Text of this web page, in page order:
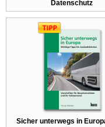
Datenschutz
Sicher unterwegs in